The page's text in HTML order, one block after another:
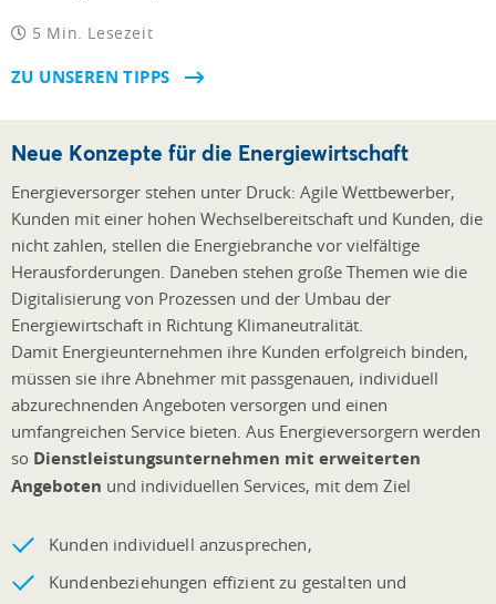
5 Min. Lesezeit
ZU UNSEREN TIPPS
Neue Konzepte für die Energiewirtschaft
Energieversorger stehen unter Druck: Agile Wettbewerber,
Kunden mit einer hohen Wechselbereitschaft und Kunden, die
nicht zahlen, stellen die Energiebranche vor vielfältige
Herausforderungen. Daneben stehen große Themen wie die
Digitalisierung von Prozessen und der Umbau der
Energiewirtschaft in Richtung Klimaneutralität.
Damit Energieunternehmen ihre Kunden erfolgreich binden,
müssen sie ihre Abnehmer mit passgenauen, individuell
abzurechnenden Angeboten versorgen und einen
umfangreichen Service bieten. Aus Energieversorgern werden
so Dienstleistungsunternehmen mit erweiterten
Angeboten und individuellen Services, mit dem Ziel
Kunden individuell anzusprechen,
Kundenbeziehungen effizient zu gestalten und